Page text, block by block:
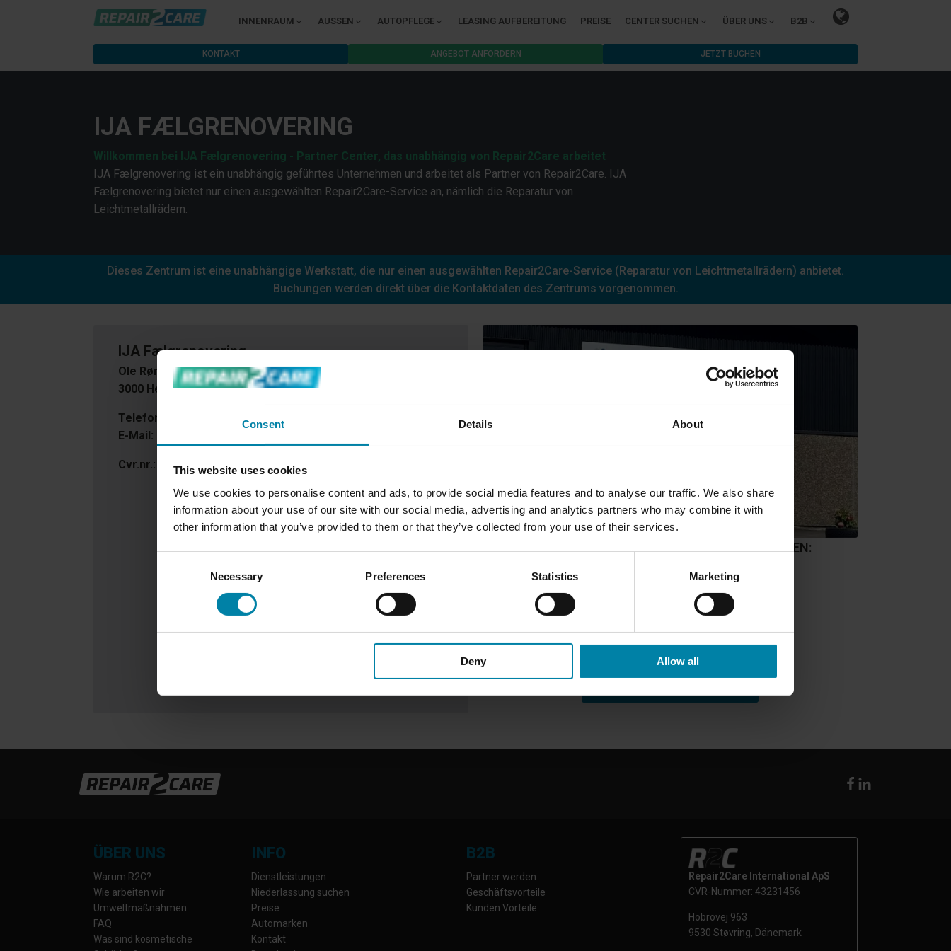
Consent Details About
This website uses cookies
We use cookies to personalise content and ads, to provide social media features and to analyse our traffic. We also share
information about your use of our site with our social media, advertising and analytics partners who may combine it with
other information that you’ve provided to them or that they’ve collected from your use of their services.
Necessary Preferences Statistics Marketing
Deny Allow all
INNENRAUM AUSSEN AUTOPFLEGE LEASING AUFBEREITUNG PREISE CENTER SUCHEN ÜBER UNS B2B
KONTAKT ANGEBOT ANFORDERN JETZT BUCHEN
IJA FÆLGRENOVERING
Willkommen bei IJA Fælgrenovering - Partner Center, das unabhängig von Repair2Care arbeitet
IJA Fælgrenovering ist ein unabhängig geführtes Unternehmen und arbeitet als Partner von Repair2Care. IJA
Fælgrenovering bietet nur einen ausgewählten Repair2Care-Service an, nämlich die Reparatur von
Leichtmetallrädern.
Dieses Zentrum ist eine unabhängige Werkstatt, die nur einen ausgewählten Repair2Care-Service (Reparatur von Leichtmetallrädern) anbietet.
Buchungen werden direkt über die Kontaktdaten des Zentrums vorgenommen.
IJA Fælgrenovering
Ole Rømersvej 19
3000 Helsingør
Telefon:
E-Mail:
Cvr.nr.: 88680219
Dienstag:8.00 Uhr - 16.00 Uhr
8.00 Uhr - 16.00 Uhr
Donnerstag:8.00 Uhr - 16.00 Uhr
Freitag:8.00 Uhr - 15.00 Uhr
DIENSTLEISTUNGEN:
ÜBER UNS
Warum R2C?
Wie arbeiten wir
Umweltmaßnahmen
FAQ
Was sind kosmetische
INFO
Dienstleistungen
Niederlassung suchen
Preise
Automarken
Kontakt
B2B
Partner werden
Geschäftsvorteile
Kunden Vorteile
Repair2Care International ApS
CVR-Nummer: 43231456
Hobrovej 963
9530 Støvring, Dänemark